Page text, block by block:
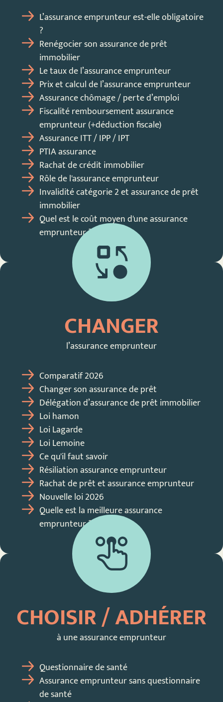
L’assurance emprunteur est-elle obligatoire
?
Renégocier son assurance de prêt
immobilier
Le taux de l’assurance emprunteur
Prix et calcul de l’assurance emprunteur
Assurance chômage / perte d’emploi
Fiscalité remboursement assurance
emprunteur (+déduction fiscale)
Assurance ITT / IPP / IPT
PTIA assurance
Rachat de crédit immobilier
Rôle de l'assurance emprunteur
Invalidité catégorie 2 et assurance de prêt
immobilier
Quel est le coût moyen d'une assurance
emprunteur ?
CHANGER
l’assurance emprunteur
Comparatif 2026
Changer son assurance de prêt
Délégation d’assurance de prêt immobilier
Loi hamon
Loi Lagarde
Loi Lemoine
Ce qu'il faut savoir
Résiliation assurance emprunteur
Rachat de prêt et assurance emprunteur
Nouvelle loi 2026
Quelle est la meilleure assurance
emprunteur ?
CHOISIR / ADHÉRER
à une assurance emprunteur
Questionnaire de santé
Assurance emprunteur sans questionnaire
de santé